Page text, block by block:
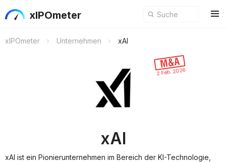
xIPOmeter
xIPOmeter Unternehmen xAI
2 Feb. 2026
xAI
xAI ist ein Pionierunternehmen im Bereich der KI-Technologie,